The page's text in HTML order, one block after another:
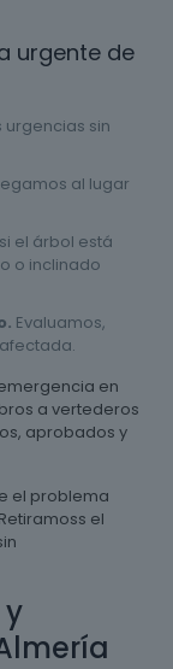
urgente de
sin
al lugar
el árbol está
o inclinado
Evaluamos,
en
a vertederos
aprobados y
el problema
el